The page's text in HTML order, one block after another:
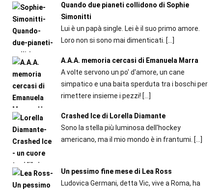
Quando due pianeti collidono di Sophie
Simonitti
Lui è un papà single. Lei è il suo primo amore.
Loro non si sono mai dimenticati. […]
A.A.A. memoria cercasi di Emanuela Marra
A volte servono un po' d'amore, un cane
simpatico e una baita sperduta tra i boschi per
rimettere insieme i pezzi! […]
Crashed Ice di Lorella Diamante
Sono la stella più luminosa dell'hockey
americano, ma il mio mondo è in frantumi. […]
Un pessimo fine mese di Lea Ross
Ludovica Germani, detta Vic, vive a Roma, ha